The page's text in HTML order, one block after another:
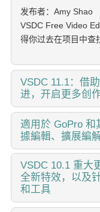
发布者：Amy Shao
VSDC Free Video
得你过去在项目中查
VSDC 11.1：借
进，开启更多创
作者：Amy Shao
的人来说，最好的礼
队很高兴推出 11.1
以直接编辑来自...
適用於 GoPro 和
據編輯、擴展編
作者：Amy Shao
VSDC 10.2更新：这
大改进，旨在为从爱
仪表盘、选择性导出
VSDC 10.1 重大
全新特效，以及
和工具